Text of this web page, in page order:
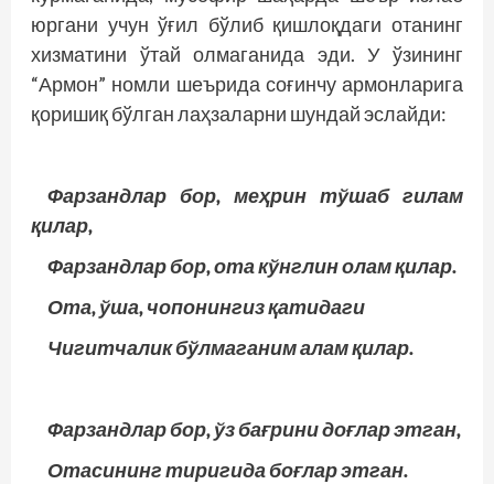
юргани учун ўғил бўлиб қишлоқдаги отанинг
хизматини ўтай олмаганида эди. У ўзининг
“Армон” номли шеърида соғинчу армонларига
қоришиқ бўлган лаҳзаларни шундай эслайди:
Фарзандлар бор, меҳрин тўшаб гилам
қилар,
Фарзандлар бор, ота кўнглин олам қилар.
Ота, ўша, чопонингиз қатидаги
Чигитчалик бўлмаганим алам қилар.
Фарзандлар бор, ўз бағрини доғлар этган,
Отасининг тиригида боғлар этган.